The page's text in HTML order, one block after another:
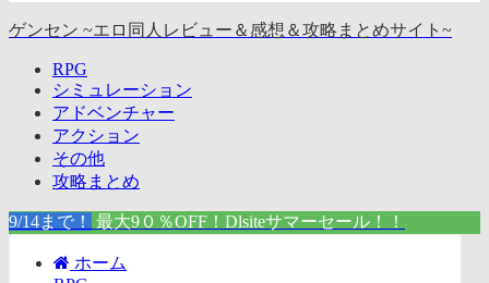
ゲンセン ~エロ同人レビュー＆感想＆攻略まとめサイト~
RPG
シミュレーション
アドベンチャー
アクション
その他
攻略まとめ
9/14まで！ 最大9０％OFF！Dlsiteサマーセール！！
ホーム